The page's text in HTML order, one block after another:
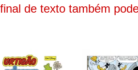
de texto também